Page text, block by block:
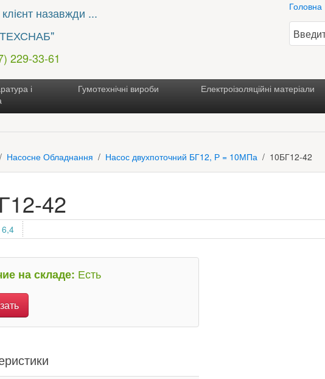
назавжди ...
229-33-61
Головна
і
Гумотехнічні вироби Електроізоляційні матеріали
Насосне Обладнання Насос двухпоточний БГ12, Р = 10МПа 10БГ12-42
42
6,4
на складе: Есть